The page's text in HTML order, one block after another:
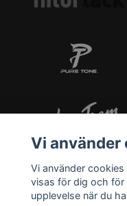
Vi använder
Vi använder
visas för dig och för
upplevelse när du